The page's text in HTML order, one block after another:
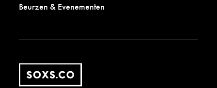
Beurzen & Evenementen